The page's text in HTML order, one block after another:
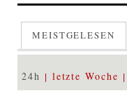
MEISTGELESEN
24h letzte Woche